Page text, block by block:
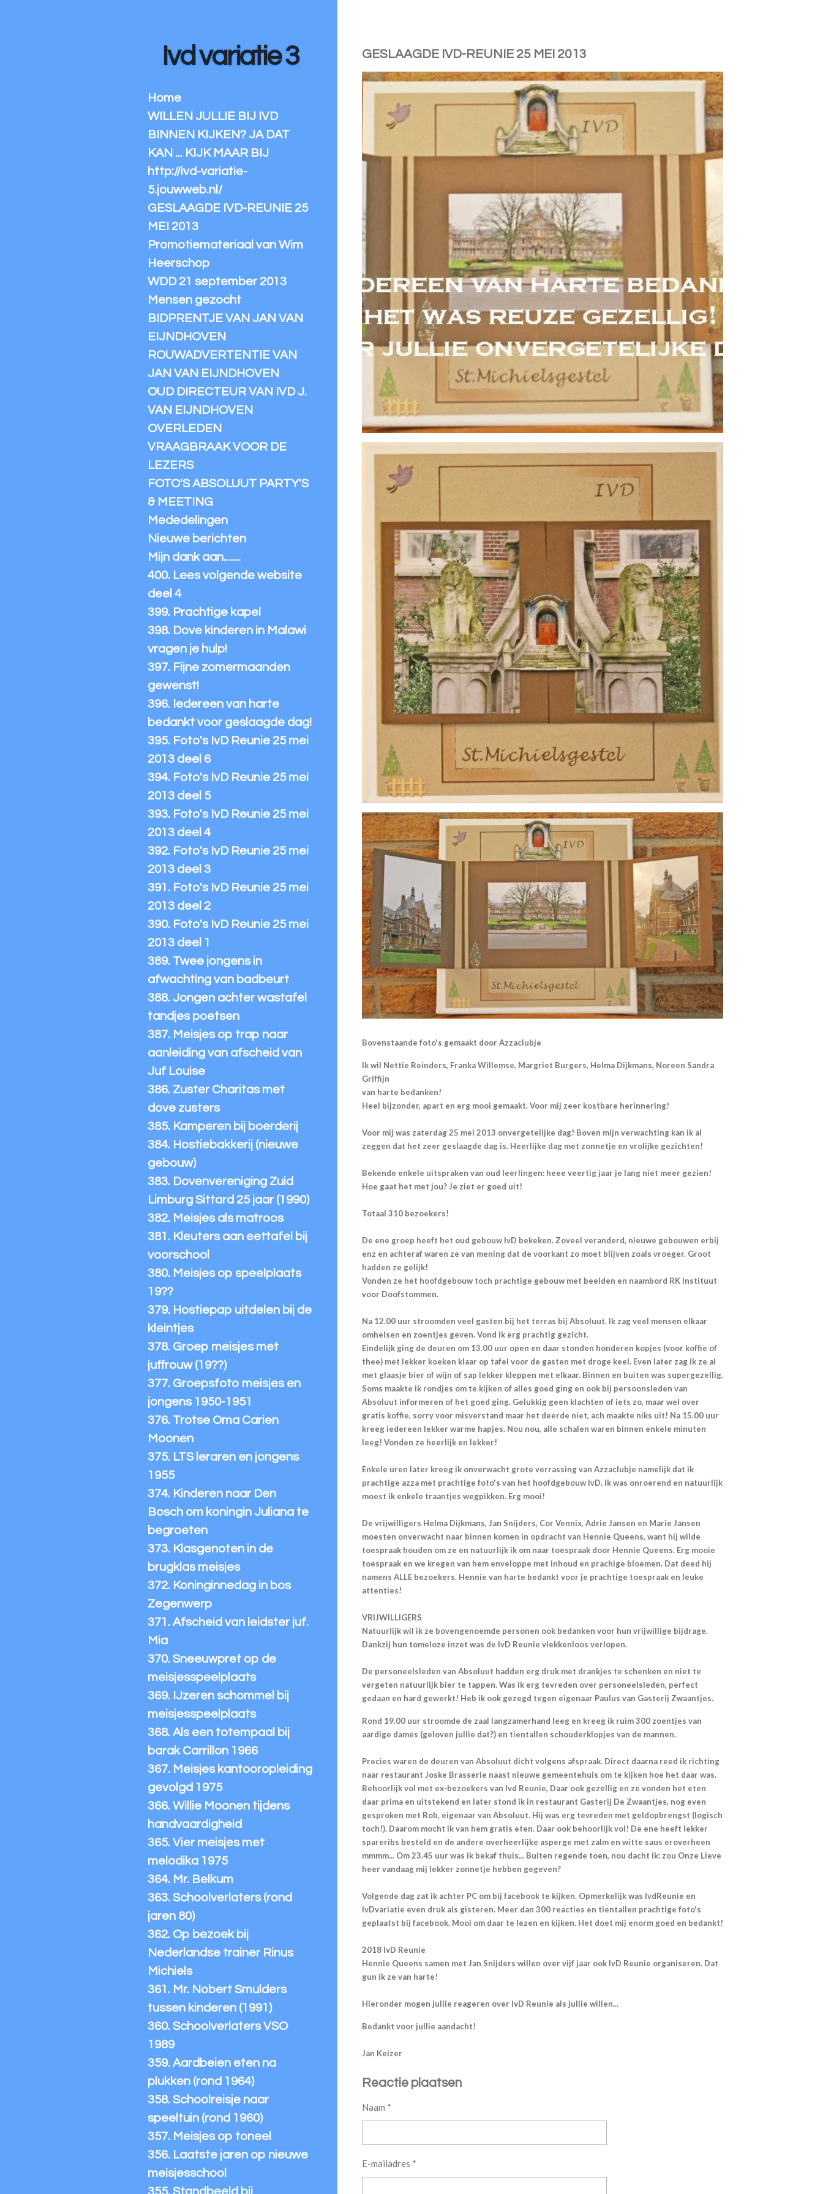
GESLAAGDE IVD-REUNIE 25 MEI 2013
Bovenstaande foto's gemaakt door Azzaclubje
Ik wil Nettie Reinders, Franka Willemse, Margriet Burgers, Helma Dijkmans, Noreen Sandra
Griffijn
van harte bedanken!
Heel bijzonder, apart en erg mooi gemaakt. Voor mij zeer kostbare herinnering!
Voor mij was zaterdag 25 mei 2013 onvergetelijke dag! Boven mijn verwachting kan ik al
zeggen dat het zeer geslaagde dag is. Heerlijke dag met zonnetje en vrolijke gezichten!
Bekende enkele uitspraken van oud leerlingen: heee veertig jaar je lang niet meer gezien!
Hoe gaat het met jou? Je ziet er goed uit!
Totaal 310 bezoekers!
De ene groep heeft het oud gebouw IvD bekeken. Zoveel veranderd, nieuwe gebouwen erbij
enz en achteraf waren ze van mening dat de voorkant zo moet blijven zoals vroeger. Groot
hadden ze gelijk!
Vonden ze het hoofdgebouw toch prachtige gebouw met beelden en naambord RK Instituut
voor Doofstommen.
Na 12.00 uur stroomden veel gasten bij het terras bij Absoluut. Ik zag veel mensen elkaar
omhelsen en zoentjes geven. Vond ik erg prachtig gezicht.
Eindelijk ging de deuren om 13.00 uur open en daar stonden honderen kopjes (voor koffie of
thee) met lekker koeken klaar op tafel voor de gasten met droge keel. Even later zag ik ze al
met glaasje bier of wijn of sap lekker kleppen met elkaar. Binnen en buiten was supergezellig.
Soms maakte ik rondjes om te kijken of alles goed ging en ook bij persoonsleden van
Absoluut informeren of het goed ging. Gelukkig geen klachten of iets zo, maar wel over
gratis koffie, sorry voor misverstand maar het deerde niet, ach maakte niks uit! Na 15.00 uur
kreeg iedereen lekker warme hapjes. Nou nou, alle schalen waren binnen enkele minuten
leeg! Vonden ze heerlijk en lekker!
Enkele uren later kreeg ik onverwacht grote verrassing van Azzaclubje namelijk dat ik
prachtige azza met prachtige foto's van het hoofdgebouw IvD. Ik was onroerend en natuurlijk
moest ik enkele traantjes wegpikken. Erg mooi!
De vrijwilligers Helma Dijkmans, Jan Snijders, Cor Vennix, Adrie Jansen en Marie Jansen
moesten onverwacht naar binnen komen in opdracht van Hennie Queens, want hij wilde
toespraak houden om ze en natuurlijk ik om naar toespraak door Hennie Queens. Erg mooie
toespraak en we kregen van hem enveloppe met inhoud en prachige bloemen. Dat deed hij
namens ALLE bezoekers. Hennie van harte bedankt voor je prachtige toespraak en leuke
attenties!
VRIJWILLIGERS
Natuurlijk wil ik ze bovengenoemde personen ook bedanken voor hun vrijwillige bijdrage.
Dankzij hun tomeloze inzet was de IvD Reunie vlekkenloos verlopen.
De personeelsleden van Absoluut hadden erg druk met drankjes te schenken en niet te
vergeten natuurlijk bier te tappen. Was ik erg tevreden over personeelsleden, perfect
gedaan en hard gewerkt! Heb ik ook gezegd tegen eigenaar Paulus van Gasterij Zwaantjes.
Rond 19.00 uur stroomde de zaal langzamerhand leeg en kreeg ik ruim 300 zoentjes van
aardige dames (geloven jullie dat?) en tientallen schouderklopjes van de mannen.
Precies waren de deuren van Absoluut dicht volgens afspraak. Direct daarna reed ik richting
naar restaurant Joske Brasserie naast nieuwe gemeentehuis om te kijken hoe het daar was.
Behoorlijk vol met ex-bezoekers van Ivd Reunie, Daar ook gezellig en ze vonden het eten
daar prima en uitstekend en later stond ik in restaurant Gasterij De Zwaantjes, nog even
gesproken met Rob, eigenaar van Absoluut. Hij was erg tevreden met geldopbrengst (logisch
toch!). Daarom mocht ik van hem gratis eten. Daar ook behoorlijk vol! De ene heeft lekker
spareribs besteld en de andere overheerlijke asperge met zalm en witte saus eroverheen
mmmm... Om 23.45 uur was ik bekaf thuis... Buiten regende toen, nou dacht ik: zou Onze Lieve
heer vandaag mij lekker zonnetje hebben gegeven?
Volgende dag zat ik achter PC om bij facebook te kijken. Opmerkelijk was IvdReunie en
IvDvariatie even druk als gisteren. Meer dan 300 reacties en tientallen prachtige foto's
geplaatst bij facebook. Mooi om daar te lezen en kijken. Het doet mij enorm goed en bedankt!
2018 IvD Reunie
Hennie Queens samen met Jan Snijders willen over vijf jaar ook IvD Reunie organiseren. Dat
gun ik ze van harte!
Hieronder mogen jullie reageren over IvD Reunie als jullie willen...
Bedankt voor jullie aandacht!
Jan Keizer
Reactie plaatsen
Naam *
E-mailadres *
Ivd variatie 3
Home
WILLEN JULLIE BIJ IVD
BINNEN KIJKEN? JA DAT
KAN ... KIJK MAAR BIJ
http://ivd-variatie-
5.jouwweb.nl/
GESLAAGDE IVD-REUNIE 25
MEI 2013
Promotiemateriaal van Wim
Heerschop
WDD 21 september 2013
Mensen gezocht
BIDPRENTJE VAN JAN VAN
EIJNDHOVEN
ROUWADVERTENTIE VAN
JAN VAN EIJNDHOVEN
OUD DIRECTEUR VAN IVD J.
VAN EIJNDHOVEN
OVERLEDEN
VRAAGBRAAK VOOR DE
LEZERS
FOTO'S ABSOLUUT PARTY'S
& MEETING
Mededelingen
Nieuwe berichten
Mijn dank aan.......
400. Lees volgende website
deel 4
399. Prachtige kapel
398. Dove kinderen in Malawi
vragen je hulp!
397. Fijne zomermaanden
gewenst!
396. Iedereen van harte
bedankt voor geslaagde dag!
395. Foto's IvD Reunie 25 mei
2013 deel 6
394. Foto's IvD Reunie 25 mei
2013 deel 5
393. Foto's IvD Reunie 25 mei
2013 deel 4
392. Foto's IvD Reunie 25 mei
2013 deel 3
391. Foto's IvD Reunie 25 mei
2013 deel 2
390. Foto's IvD Reunie 25 mei
2013 deel 1
389. Twee jongens in
afwachting van badbeurt
388. Jongen achter wastafel
tandjes poetsen
387. Meisjes op trap naar
aanleiding van afscheid van
Juf Louise
386. Zuster Charitas met
dove zusters
385. Kamperen bij boerderij
384. Hostiebakkerij (nieuwe
gebouw)
383. Dovenvereniging Zuid
Limburg Sittard 25 jaar (1990)
382. Meisjes als matroos
381. Kleuters aan eettafel bij
voorschool
380. Meisjes op speelplaats
19??
379. Hostiepap uitdelen bij de
kleintjes
378. Groep meisjes met
juffrouw (19??)
377. Groepsfoto meisjes en
jongens 1950-1951
376. Trotse Oma Carien
Moonen
375. LTS leraren en jongens
1955
374. Kinderen naar Den
Bosch om koningin Juliana te
begroeten
373. Klasgenoten in de
brugklas meisjes
372. Koninginnedag in bos
Zegenwerp
371. Afscheid van leidster juf.
Mia
370. Sneeuwpret op de
meisjesspeelplaats
369. IJzeren schommel bij
meisjesspeelplaats
368. Als een totempaal bij
barak Carrillon 1966
367. Meisjes kantooropleiding
gevolgd 1975
366. Willie Moonen tijdens
handvaardigheid
365. Vier meisjes met
melodika 1975
364. Mr. Belkum
363. Schoolverlaters (rond
jaren 80)
362. Op bezoek bij
Nederlandse trainer Rinus
Michiels
361. Mr. Nobert Smulders
tussen kinderen (1991)
360. Schoolverlaters VSO
1989
359. Aardbeien eten na
plukken (rond 1964)
358. Schoolreisje naar
speeltuin (rond 1960)
357. Meisjes op toneel
356. Laatste jaren op nieuwe
meisjesschool
355. Standbeeld bij